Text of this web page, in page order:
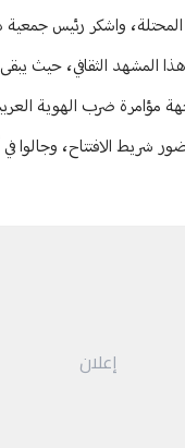
واشكر رئيس
المشهد الثقافي، حيث
مؤامرة ضرب الهوية
شريط الافتتاح، وجالوا
إعلان